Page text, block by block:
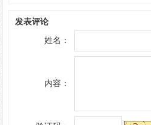
发表评论
姓名：
内容：